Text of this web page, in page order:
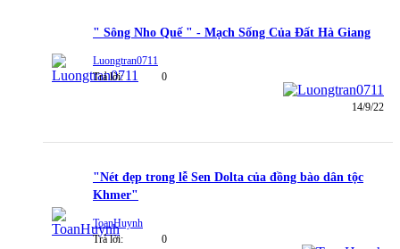
" Sông Nho Quế " - Mạch Sống Của Đất Hà Giang
Luongtran0711
Trả lời:
0
14/9/22
"Nét đẹp trong lễ Sen Dolta của đồng bào dân tộc
Khmer"
ToanHuynh
Trả lời:
0